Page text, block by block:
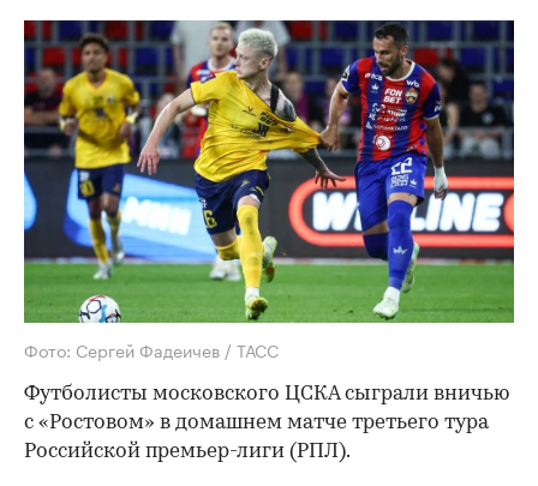
Фото: Сергей Фадеичев / ТАСС
Футболисты московского ЦСКА сыграли вничью
с «Ростовом» в домашнем матче третьего тура
Российской премьер-лиги (РПЛ).